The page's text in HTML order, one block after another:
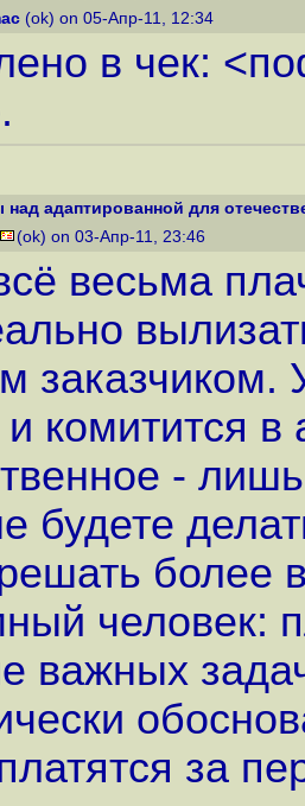
(ok) on 05-Апр-11, 12:34
в чек:
над адаптированной для
(ok) on 03-Апр-11, 23:46
весьма
заказчиком.
комитится в
-
будете
более
человек:
важных
за